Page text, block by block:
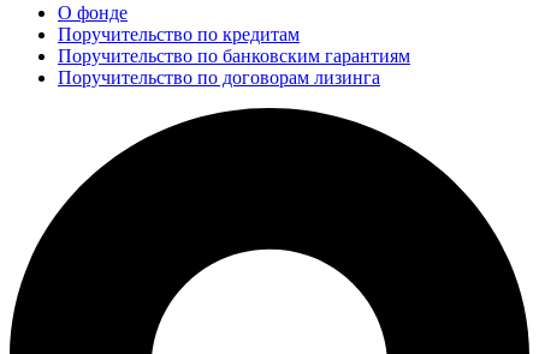
О фонде
Поручительство по кредитам
Поручительство по банковским гарантиям
Поручительство по договорам лизинга